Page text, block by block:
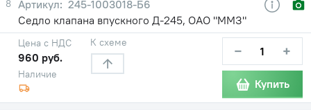
8
245-1003018-Б6
Седло клапана впускного Д-245, ОАО "ММЗ"
Наличие
Цена с НДС
960 руб.
К схеме − +
Купить